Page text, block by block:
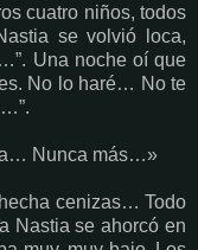
cuatro niños, todos
se volvió loca,
Una noche oí que
No lo haré… No te
Nunca más…»
cenizas… Todo
Nastia se ahorcó en